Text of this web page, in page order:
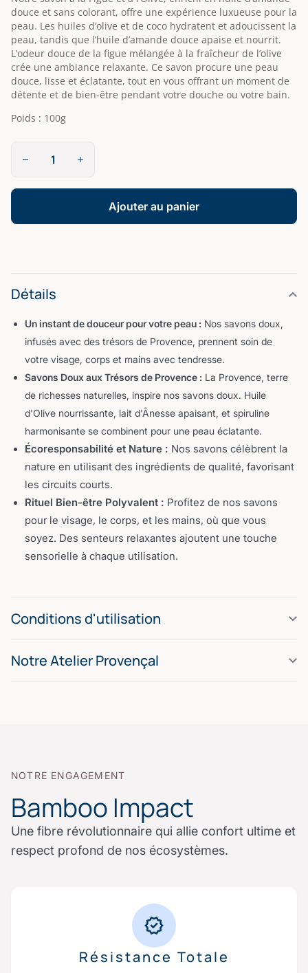
douce et sans colorant, offre une expérience luxueuse pour la
peau. Les huiles d’olive et de coco hydratent et adoucissent la
peau, tandis que l’huile d’amande douce apaise et nourrit.
L’odeur douce de la figue mélangée à la fraîcheur de l’olive
crée une ambiance relaxante. Ce savon procure une peau
douce, lisse et éclatante, tout en vous offrant un moment de
détente et de bien-être pendant votre douche ou votre bain.
Poids : 100g
Olive | Cartes
Provence
Ajouter au panier
Détails
Un instant de douceur pour votre peau : Nos savons doux,
infusés avec des trésors de Provence, prennent soin de
votre visage, corps et mains avec tendresse.
Savons Doux aux Trésors de Provence : La Provence, terre
de richesses naturelles, inspire nos savons doux. Huile
d'Olive nourrissante, lait d'Ânesse apaisant, et spiruline
harmonisante se combinent pour une peau éclatante.
Écoresponsabilité et Nature : Nos savons célèbrent la
nature en utilisant des ingrédients de qualité, favorisant
les circuits courts.
Rituel Bien-être Polyvalent : Profitez de nos savons
pour le visage, le corps, et les mains, où que vous
soyez. Des senteurs relaxantes ajoutent une touche
sensorielle à chaque utilisation.
Conditions d'utilisation
Notre Atelier Provençal
NOTRE ENGAGEMENT
Bamboo Impact
Une fibre révolutionnaire qui allie confort ultime et
respect profond de nos écosystèmes.
Résistance Totale